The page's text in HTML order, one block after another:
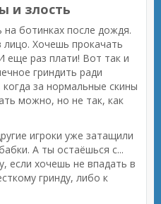
и злость
на ботинках после дождя.
Хочешь прокачать
еще раз плати! Вот так и
гриндить ради
за нормальные скины
можно, но не так, как
игроки уже затащили
А ты остаёшься с...
если хочешь не впадать в
гринду, либо к